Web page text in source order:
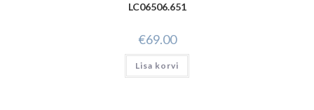
LC06506.651
€69.00
Lisa korvi